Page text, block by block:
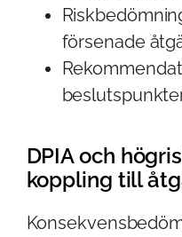
försenade
DPIA och
koppling till